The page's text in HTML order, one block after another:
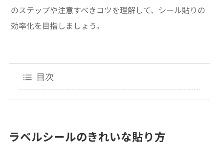
のステップや注意すべきコツを理解して、シール貼りの
効率化を目指しましょう。
目次
ラベルシールのきれいな貼り方